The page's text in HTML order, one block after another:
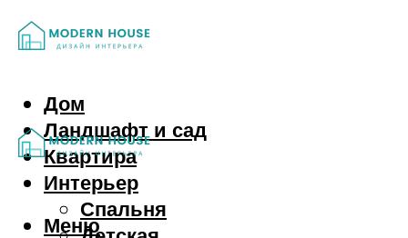
Дом
Ландшафт и сад
Квартира
Интерьер
Спальня
Меню